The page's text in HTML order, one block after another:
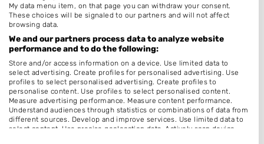
Hairextensions
Epileren
Keratine behandeling
Permanenten
Thuiskapper
Make-up & Visagie
Schoonheidssalon
My data menu item, on that page you can withdraw your consent.
These choices will be signaled to our partners and will not affect
browsing data.
We and our partners process data to analyze website
performance and to do the following:
Store and/or access information on a device. Use limited data to
select advertising. Create profiles for personalised advertising. Use
profiles to select personalised advertising. Create profiles to
personalise content. Use profiles to select personalised content.
Measure advertising performance. Measure content performance.
Understand audiences through statistics or combinations of data from
different sources. Develop and improve services. Use limited data to
select content. Use precise geolocation data. Actively scan device